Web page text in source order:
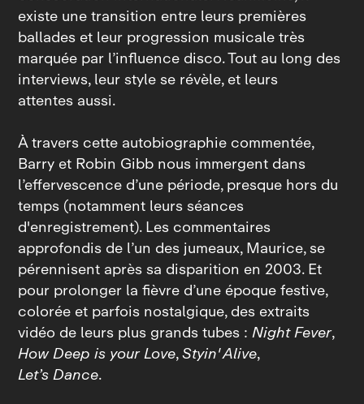
existe une transition entre leurs premières
ballades et leur progression musicale très
marquée par l’influence disco. Tout au long des
interviews, leur style se révèle, et leurs
attentes aussi.
À travers cette autobiographie commentée,
Barry et Robin Gibb nous immergent dans
l’effervescence d’une période, presque hors du
temps (notamment leurs séances
d'enregistrement). Les commentaires
approfondis de l’un des jumeaux, Maurice, se
pérennisent après sa disparition en 2003. Et
pour prolonger la fièvre d’une époque festive,
colorée et parfois nostalgique, des extraits
vidéo de leurs plus grands tubes :Night Fever,
How Deep is your Love,Styin' Alive,
Let’s Dance.